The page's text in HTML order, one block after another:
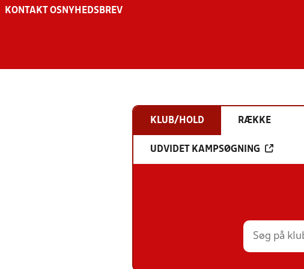
KONTAKT OS NYHEDSBREV
KLUB/HOLD RÆKKE
UDVIDET KAMPSØGNING